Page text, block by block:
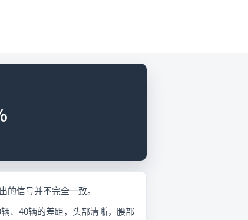
信号并不完全一致。
、40辆的差距，头部清晰，腰部